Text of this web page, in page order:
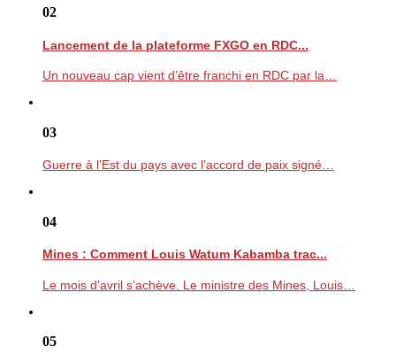
02
Lancement de la plateforme FXGO en RDC...
Un nouveau cap vient d’être franchi en RDC par la…
03
Guerre à l’Est du pays avec l’accord de paix signé…
04
Mines : Comment Louis Watum Kabamba trac...
Le mois d’avril s’achève. Le ministre des Mines, Louis…
05